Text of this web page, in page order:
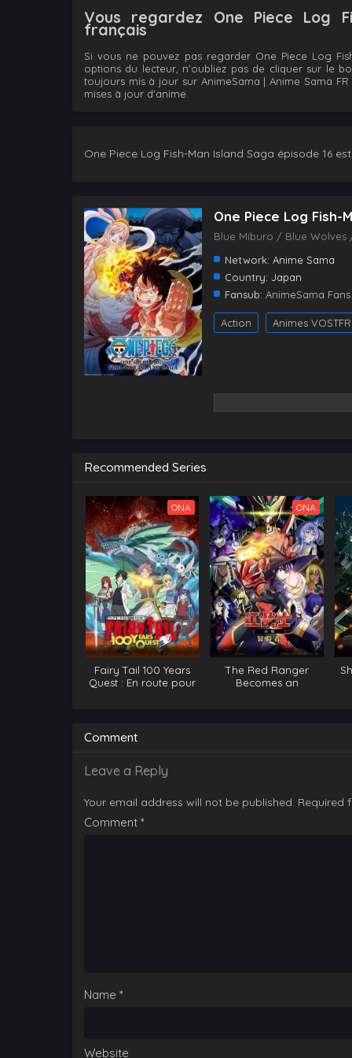
Vous regardez One Piece Log
français
Si vous ne pouvez pas regarder One Piece Log
options du lecteur, n'oubliez pas de cliquer sur le
toujours mis à jour sur AnimeSama | Anime Sama
mises à jour d'anime.
One Piece Log Fish-Man Island Saga épisode 16
One Piece Log Fish-
Blue Miburo / Blue Wolves
Network: Anime Sama
Country: Japan
Fansub: AnimeSama Fans
Action Animes VOSTFR
Recommended Series
ONA
Fairy Tail 100 Years
Quest : En route pour
ONA
The Red Ranger
Becomes an
Comment
Leave a Reply
Your email address will not be published. Required
Comment *
Name *
Website